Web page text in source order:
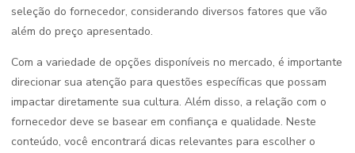
seleção do fornecedor, considerando diversos fatores que vão
além do preço apresentado.
Com a variedade de opções disponíveis no mercado, é importante
direcionar sua atenção para questões específicas que possam
impactar diretamente sua cultura. Além disso, a relação com o
fornecedor deve se basear em confiança e qualidade. Neste
conteúdo, você encontrará dicas relevantes para escolher o